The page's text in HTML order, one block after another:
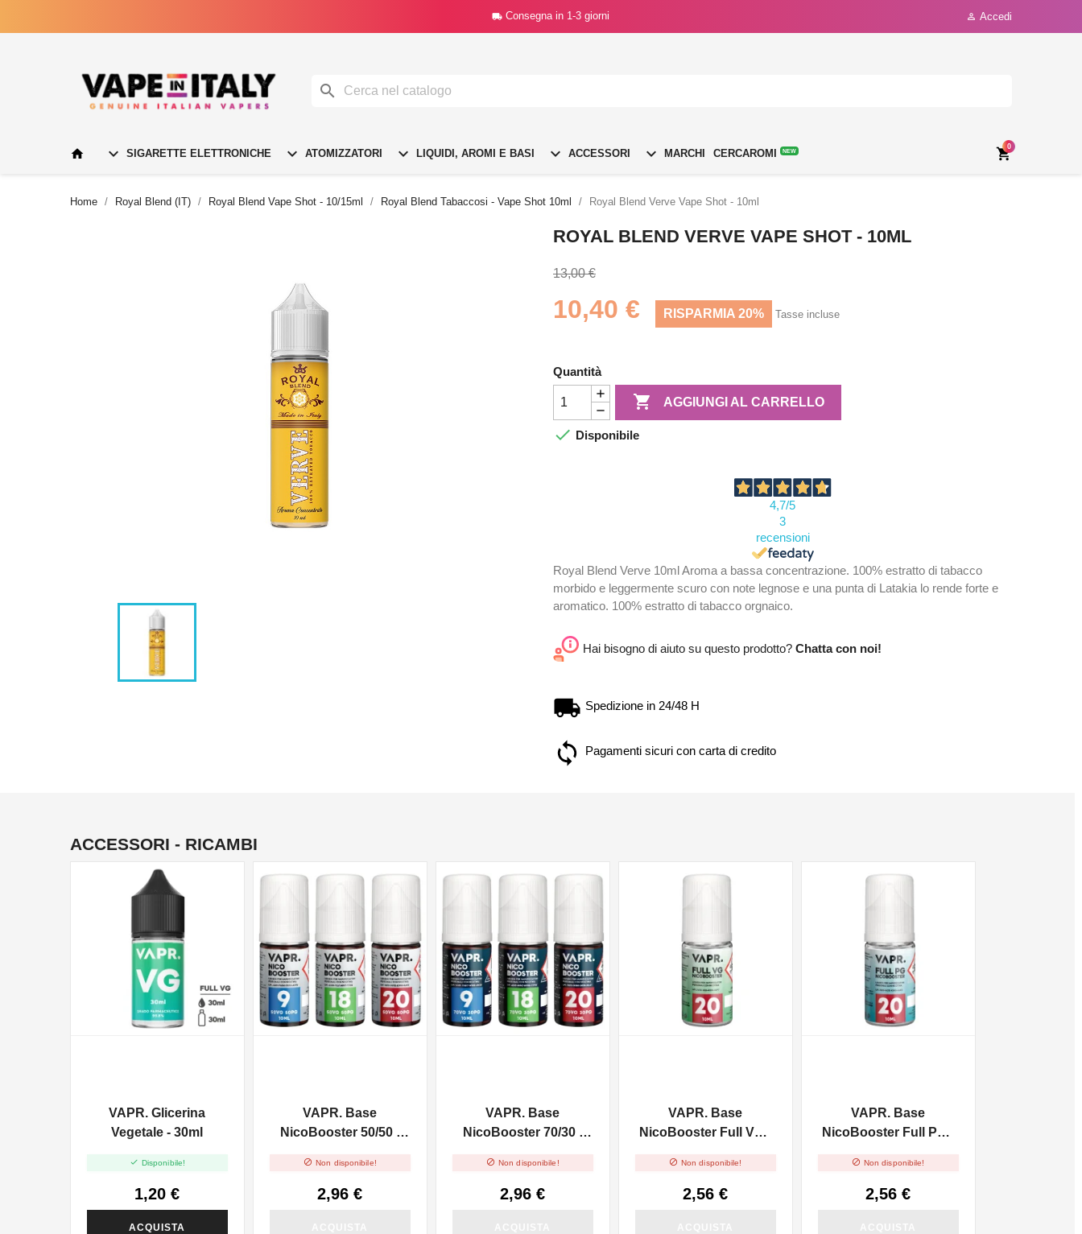
 Consegna in 1-3 giorni  Accedi

  SIGARETTE ELETTRONICHE  ATOMIZZATORI  LIQUIDI, AROMI E BASI  ACCESSORI  MARCHI CERCAROMI NEW 
0
Home Royal Blend (IT) Royal Blend Vape Shot - 10/15ml Royal Blend Tabaccosi - Vape Shot 10ml Royal Blend Verve Vape Shot - 10ml
ROYAL BLEND VERVE VAPE SHOT - 10ML
13,00 €
10,40 € RISPARMIA 20% Tasse incluse
Quantità
 AGGIUNGI AL CARRELLO
 Disponibile
4,7/5
3
recensioni
Royal Blend Verve 10ml Aroma a bassa concentrazione. 100% estratto di tabacco
morbido e leggermente scuro con note legnose e una punta di Latakia lo rende forte e
aromatico. 100% estratto di tabacco orgnaico.
Hai bisogno di aiuto su questo prodotto? Chatta con noi!
Spedizione in 24/48 H
Pagamenti sicuri con carta di credito
ACCESSORI - RICAMBI
VAPR. Glicerina
Vegetale - 30ml
 Disponibile!
1,20 €
ACQUISTA
VAPR. Base
NicoBooster 50/50 -
 Non disponibile!
2,96 €
VAPR. Base
NicoBooster 70/30 -
 Non disponibile!
2,96 €
VAPR. Base
NicoBooster Full VG -
 Non disponibile!
2,56 €
VAPR. Base
NicoBooster Full PG -
 Non disponibile!
2,56 €